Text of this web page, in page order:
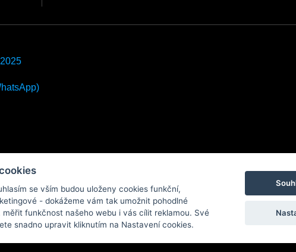
se vším budou uloženy cookies funkční,
- dokážeme vám tak umožnit pohodlné
měřit funkčnost našeho webu i vás cílit reklamou. Své
snadno upravit kliknutím na Nastavení cookies.